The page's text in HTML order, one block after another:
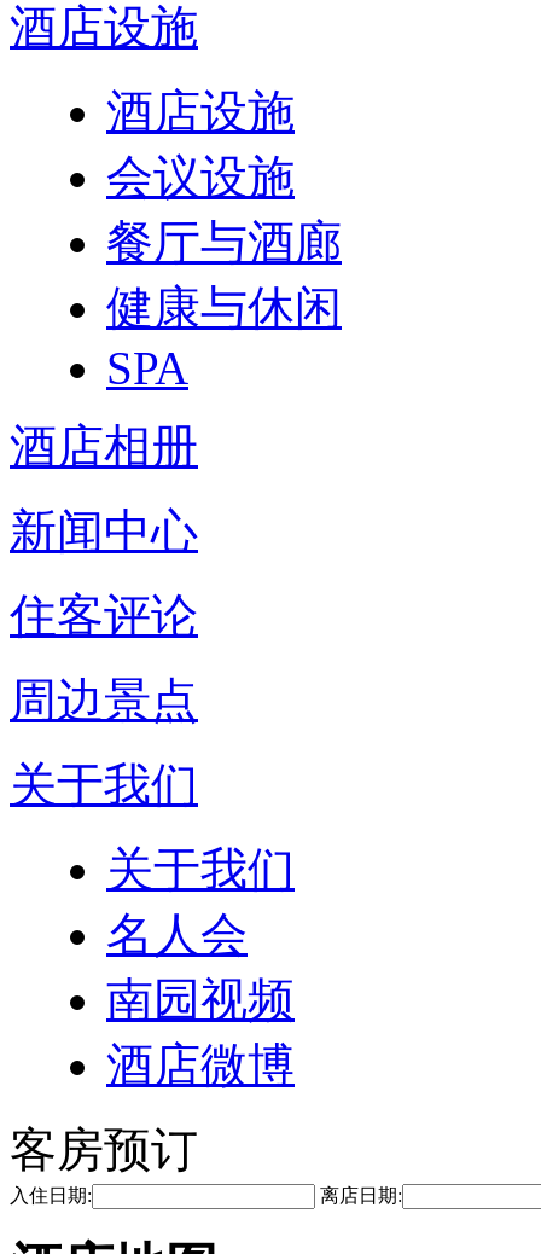
酒店设施
酒店设施
会议设施
餐厅与酒廊
健康与休闲
SPA
酒店相册
新闻中心
住客评论
周边景点
关于我们
关于我们
名人会
南园视频
酒店微博
客房预订
入住日期: 离店日期: